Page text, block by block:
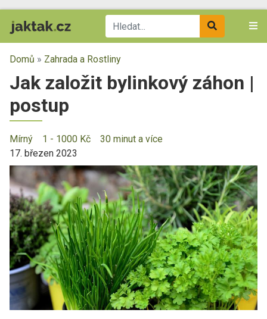
Domů » Zahrada a Rostliny
Jak založit bylinkový záhon |
postup
Mírný 1 - 1000 Kč
30 minut a více
17. březen 2023